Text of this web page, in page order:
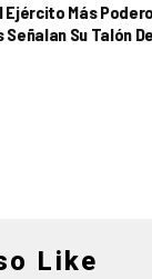
Ejército Más
Señalan Su Talón
Like